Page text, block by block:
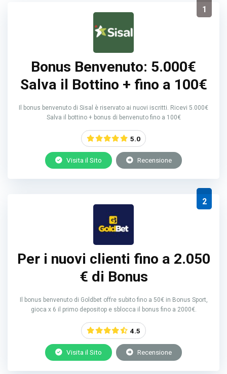
1
Bonus Benvenuto: 5.000€
Salva il Bottino + fino a 100€
Il bonus benvenuto di Sisal è riservato ai nuovi iscritti. Ricevi 5.000€
Salva il bottino + bonus di benvenuto fino a 100€
5.0
Visita il Sito Recensione
2
Per i nuovi clienti fino a 2.050
€ di Bonus
Il bonus benvenuto di Goldbet offre subito fino a 50€ in Bonus Sport,
gioca x 6 il primo depositop e sblocca il bonus fino a 2000€.
4.5
Visita il Sito Recensione